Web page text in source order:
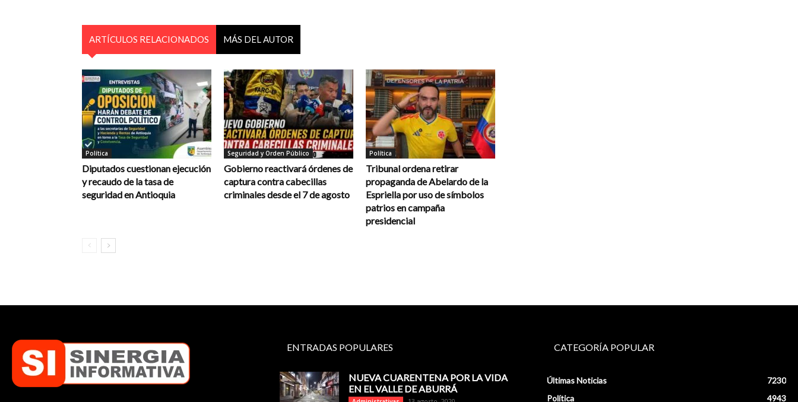
ARTÍCULOS RELACIONADOS MÁS DEL AUTOR
Política
Diputados cuestionan ejecución
y recaudo de la tasa de
seguridad en Antioquia
Seguridad y Orden Público
Gobierno reactivará órdenes de
captura contra cabecillas
criminales desde el 7 de agosto
Política
Tribunal ordena retirar
propaganda de Abelardo de la
Espriella por uso de símbolos
patrios en campaña
presidencial
ENTRADAS POPULARES
NUEVA CUARENTENA POR LA VIDA
EN EL VALLE DE ABURRÁ
CATEGORÍA POPULAR
Últimas Noticias
7230
Política
4943